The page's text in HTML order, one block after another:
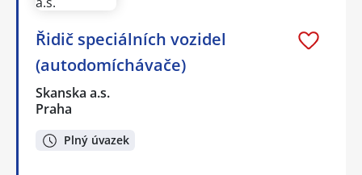
Řidič speciálních vozidel
(autodomíchávače)
Skanska a.s.
Praha
Plný úvazek